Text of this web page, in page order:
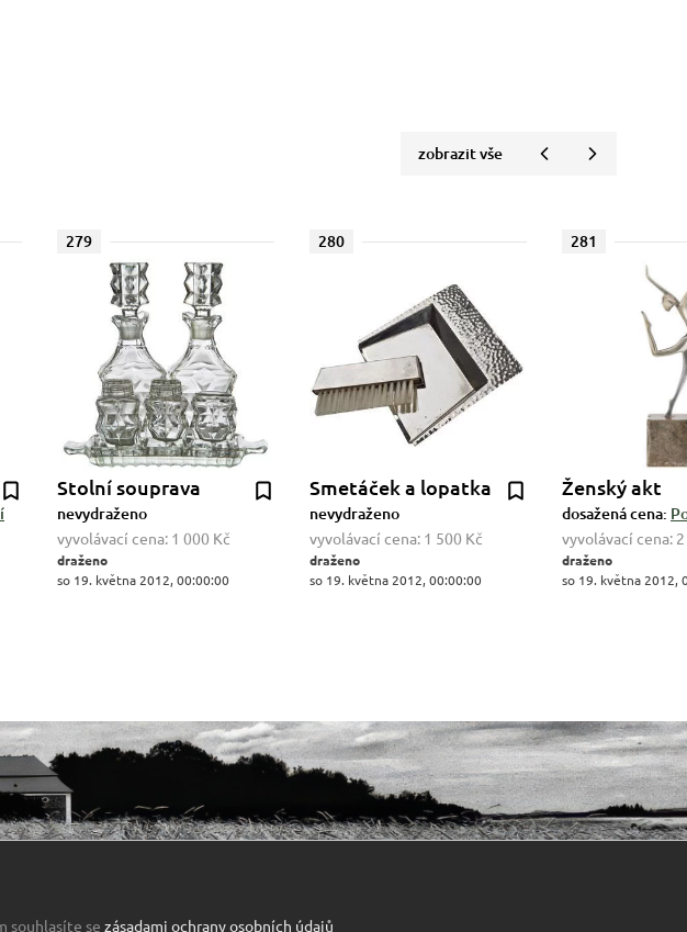
zobrazit vše
279
Stolní souprava
nevydraženo
vyvolávací cena: 1 000 Kč
draženo
so 19. května 2012, 00:00:00
280
Smetáček a lopatka
nevydraženo
vyvolávací cena: 1 500 Kč
draženo
so 19. května 2012, 00:00:00
281
Ženský akt
dosažená cena:
vyvolávací cena:
draženo
so 19. května 2012,
souhlasíte se zásadami ochrany osobních údajů